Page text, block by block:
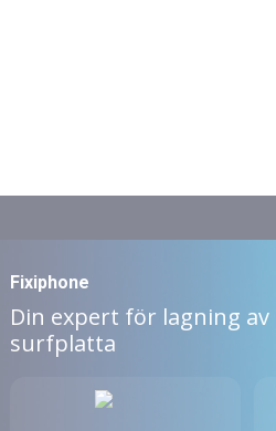
Fixiphone
Din expert för lagning
surfplatta